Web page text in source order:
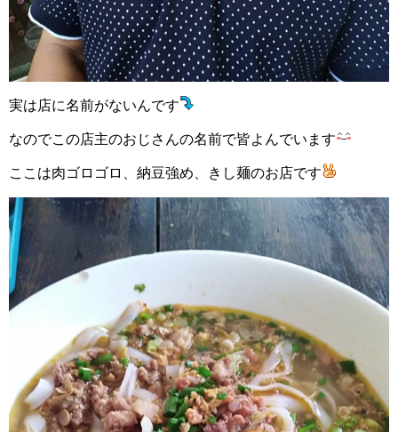
実は店に名前がないんです
なのでこの店主のおじさんの名前で皆よんでいます
ここは肉ゴロゴロ、納豆強め、きし麺のお店です